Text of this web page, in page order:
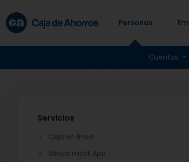
Personas
Cuentas
Servicios
Caja en línea
Banca móvil App